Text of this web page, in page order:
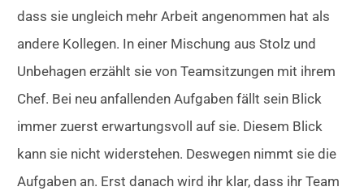
dass sie ungleich mehr Arbeit angenommen hat als
andere Kollegen. In einer Mischung aus Stolz und
Unbehagen erzählt sie von Teamsitzungen mit ihrem
Chef. Bei neu anfallenden Aufgaben fällt sein Blick
immer zuerst erwartungsvoll auf sie. Diesem Blick
kann sie nicht widerstehen. Deswegen nimmt sie die
Aufgaben an. Erst danach wird ihr klar, dass ihr Team